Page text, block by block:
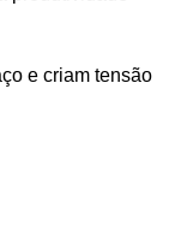
e criam tensão